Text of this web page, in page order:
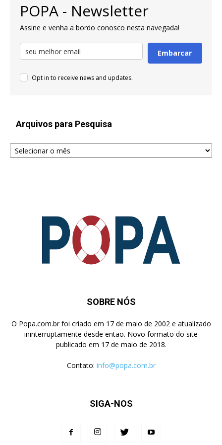
POPA - Newsletter
Assine e venha a bordo conosco nesta navegada!
Embarcar
Opt in to receive news and updates.
Arquivos para Pesquisa
Arquivos
para
SOBRE NÓS
O Popa.com.br foi criado em 17 de maio de 2002 e atualizado
ininterruptamente desde então. Novo formato do site
publicado em 17 de maio de 2018.
Contato: info@popa.com.br
SIGA-NOS